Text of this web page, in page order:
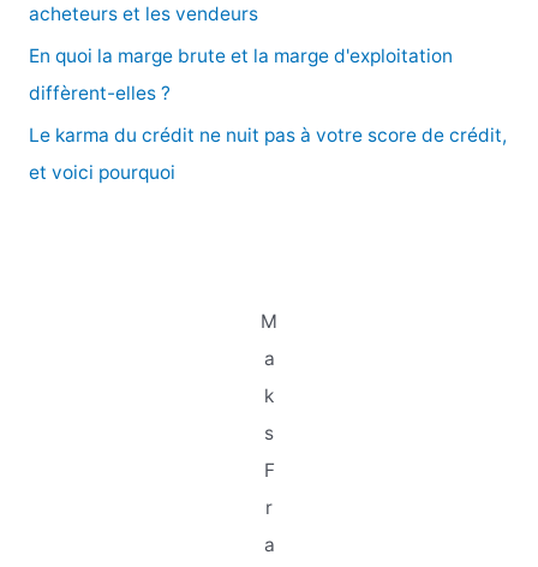
:
acheteurs et les vendeurs
En quoi la marge brute et la marge d'exploitation
diffèrent-elles ?
Le karma du crédit ne nuit pas à votre score de crédit,
et voici pourquoi
M
a
k
s
F
r
a